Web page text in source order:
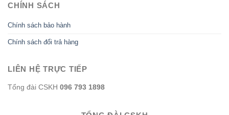
CHÍNH SÁCH
Chính sách bảo hành
Chính sách đổi trả hàng
LIÊN HỆ TRỰC TIẾP
Tổng đài CSKH 096 793 1898